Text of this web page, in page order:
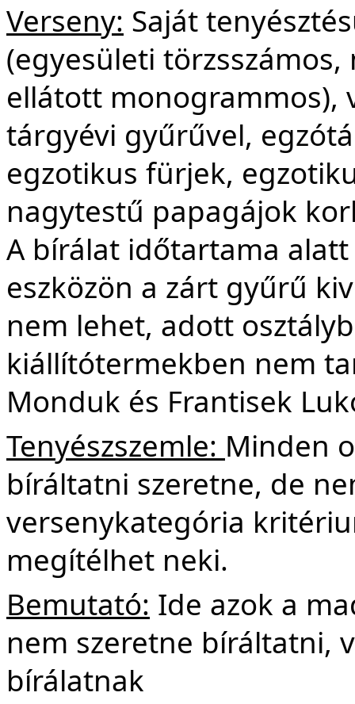
Verseny: Saját
(egyesületi
ellátott monogrammos),
tárgyévi gyűrűvel,
egzotikus fürjek,
nagytestű papagájok
A bírálat időtartama
eszközön a zárt gyűrű
nem lehet, adott
kiállítótermekben nem
Monduk és Frantisek
Tenyészszemle: Minden
bíráltatni szeretne, de
versenykategória
megítélhet neki.
Bemutató: Ide azok a
nem szeretne bíráltatni,
bírálatnak